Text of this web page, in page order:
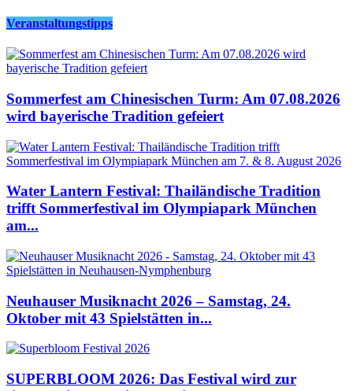
Veranstaltungstipps
Sommerfest am Chinesischen Turm: Am 07.08.2026
wird bayerische Tradition gefeiert
Water Lantern Festival: Thailändische Tradition
trifft Sommerfestival im Olympiapark München
am...
Neuhauser Musiknacht 2026 – Samstag, 24.
Oktober mit 43 Spielstätten in...
SUPERBLOOM 2026: Das Festival wird zur